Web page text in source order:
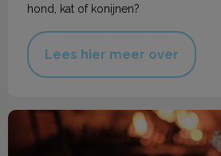
hond, kat of konijnen?
Lees hier meer over
Vuurwerkangst bij hond of kat